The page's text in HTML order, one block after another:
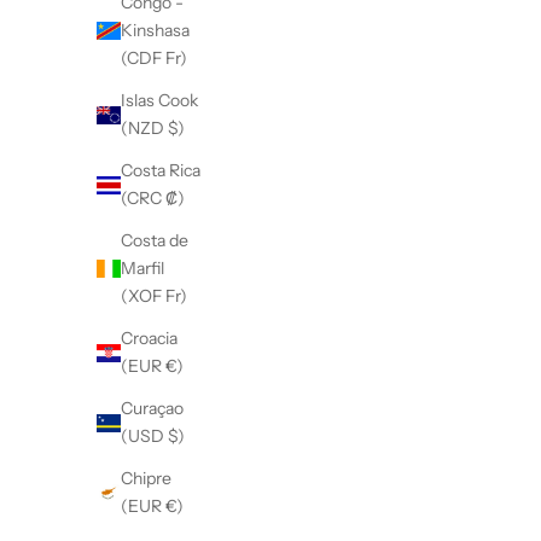
Kinshasa
(CDF Fr)
Islas Cook
(NZD $)
Costa Rica
(CRC ₡)
Costa de
Marfil
(XOF Fr)
Croacia
(EUR €)
Curaçao
(USD $)
Chipre
(EUR €)
SUSCRÍBASE A